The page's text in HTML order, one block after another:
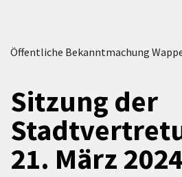
Öffentliche Bekanntmachung
Sitzung der
21. März 2024